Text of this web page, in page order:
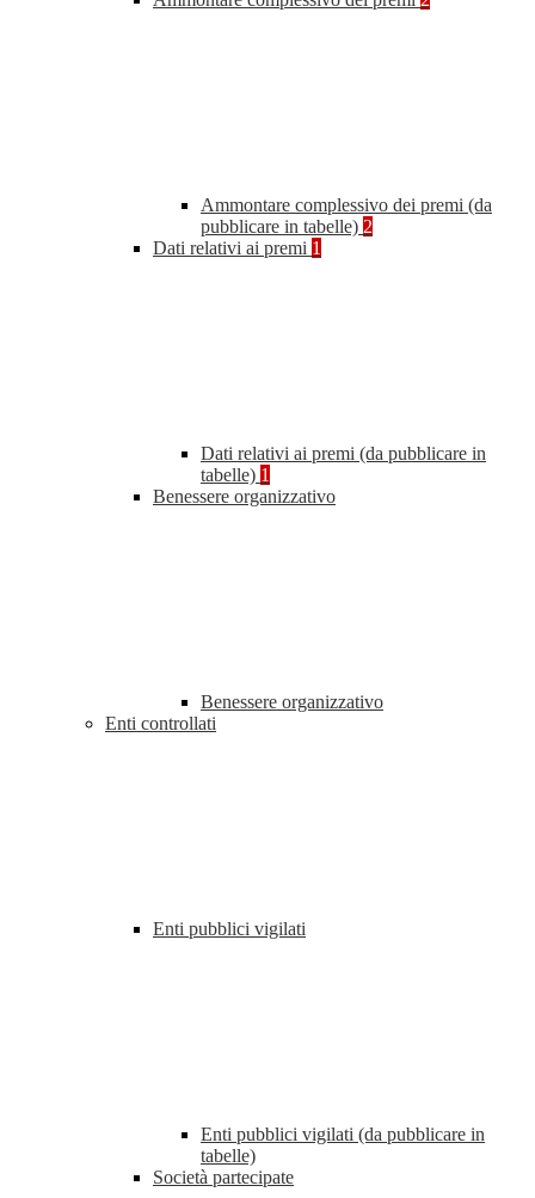
Ammontare complessivo dei premi (da
pubblicare in tabelle) 2
Dati relativi ai premi 1
Dati relativi ai premi (da pubblicare in
tabelle) 1
Benessere organizzativo
Benessere organizzativo
Enti controllati
Enti pubblici vigilati
Enti pubblici vigilati (da pubblicare in
tabelle)
Società partecipate